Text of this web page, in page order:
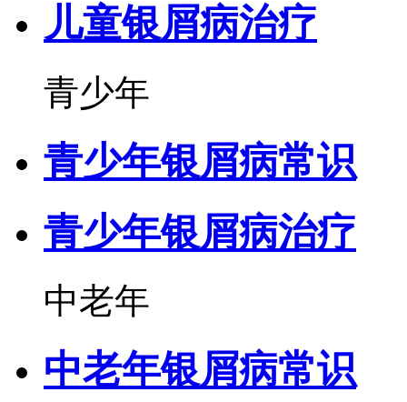
儿童银屑病治疗
青少年
青少年银屑病常识
青少年银屑病治疗
中老年
中老年银屑病常识